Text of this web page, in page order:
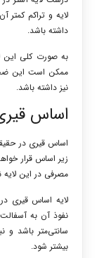
لایه و تراکم
داشته باشد.
ممکن است این
نیز داشته باشد.
اساس
اساس قیری در
زیر اساس قرار
مصرفی در این لایه
لایه اساس قیری
بیشتر شود.